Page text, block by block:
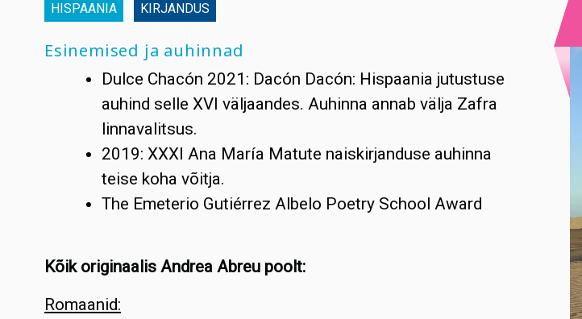
HISPAANIA KIRJANDUS
Esinemised ja auhinnad
Dulce Chacón 2021: Dacón Dacón: Hispaania jutustuse
auhind selle XVI väljaandes. Auhinna annab välja Zafra
linnavalitsus.
2019: XXXI Ana María Matute naiskirjanduse auhinna
teise koha võitja.
The Emeterio Gutiérrez Albelo Poetry School Award
Kõik originaalis Andrea Abreu poolt:
Romaanid: